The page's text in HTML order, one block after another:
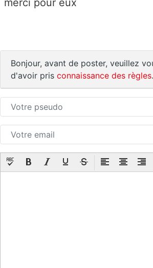
merci pour eux
Bonjour, avant de poster, veuillez
d'avoir pris connaissance des règles.